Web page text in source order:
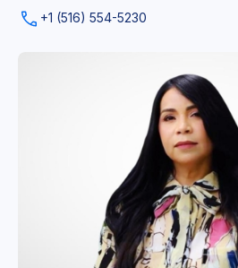
+1 (516) 554-5230